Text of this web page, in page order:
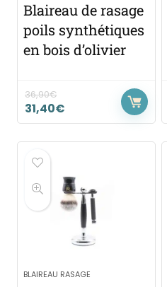
Blaireau de rasage
poils synthétiques
en bois d’olivier
36,90€
31,40€
BLAIREAU RASAGE